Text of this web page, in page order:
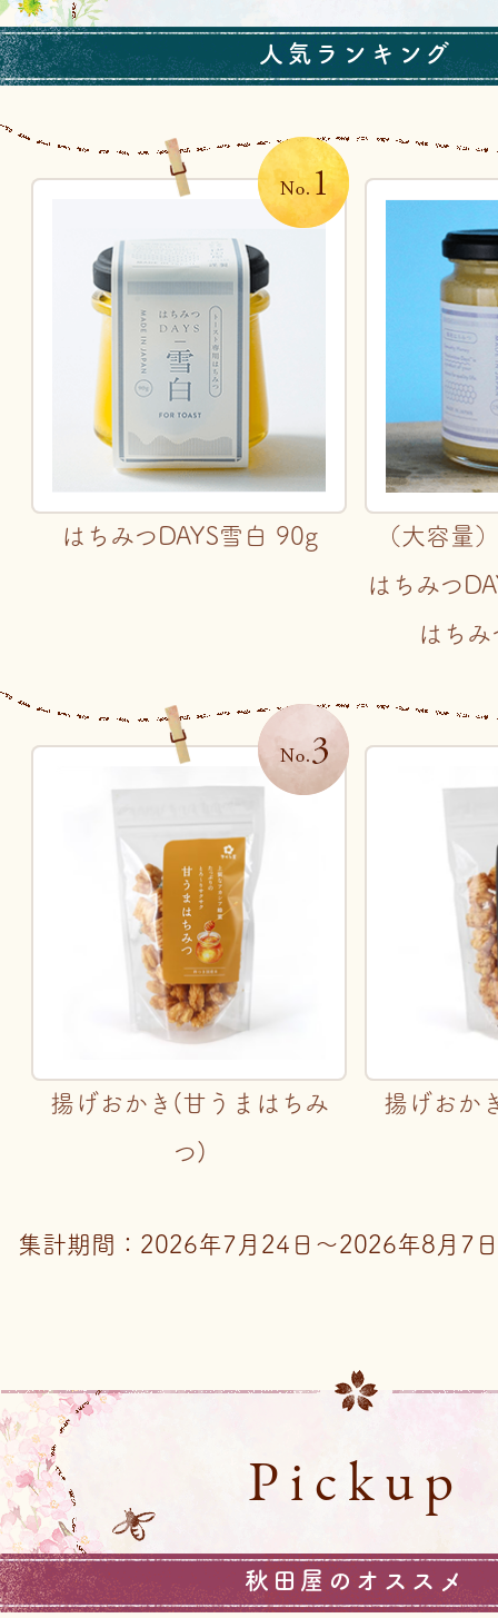
人気ランキング
はちみつDAYS雪白 90g
（大容量
はちみつ
はち
揚げおかき(甘うまはちみ
つ)
揚げおか
集計期間：2026年7月24日～2026年8月7
Pickup
秋田屋のオススメ